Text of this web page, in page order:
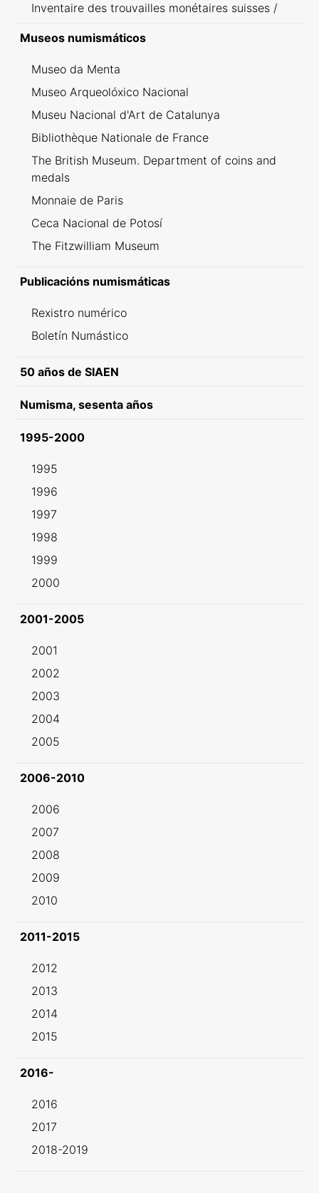
Inventaire des trouvailles monétaires suisses /
Museos numismáticos
Museo da Menta
Museo Arqueolóxico Nacional
Museu Nacional d'Art de Catalunya
Bibliothèque Nationale de France
The British Museum. Department of coins and
medals
Monnaie de Paris
Ceca Nacional de Potosí
The Fitzwilliam Museum
Publicacións numismáticas
Rexistro numérico
Boletín Numástico
50 años de SIAEN
Numisma, sesenta años
1995-2000
1995
1996
1997
1998
1999
2000
2001-2005
2001
2002
2003
2004
2005
2006-2010
2006
2007
2008
2009
2010
2011-2015
2012
2013
2014
2015
2016-
2016
2017
2018-2019